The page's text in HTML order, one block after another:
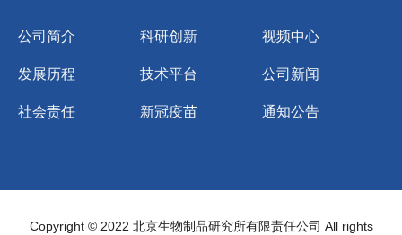
公司简介
发展历程
社会责任
科研创新
技术平台
新冠疫苗
视频中心
公司新闻
通知公告
Copyright © 2022 北京生物制品研究所有限责任公司 All rights